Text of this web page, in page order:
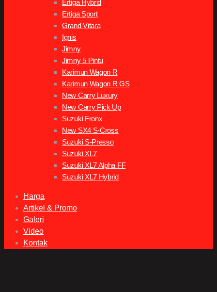
Ertiga Hybrid
Ertiga Sport
Grand Vitara
Ignis
Jimny
Jimny 5 Pintu
Karimun Wagon R
Karimun Wagon R GS
New Carry Luxury
New Carry Pick Up
Suzuki Fronx
New SX4 S-Cross
Suzuki S-Presso
Suzuki XL7
Suzuki XL7 Alpha FF
Suzuki XL7 Hybrid
Harga
Artikel & Promo
Galeri
Video
Kontak